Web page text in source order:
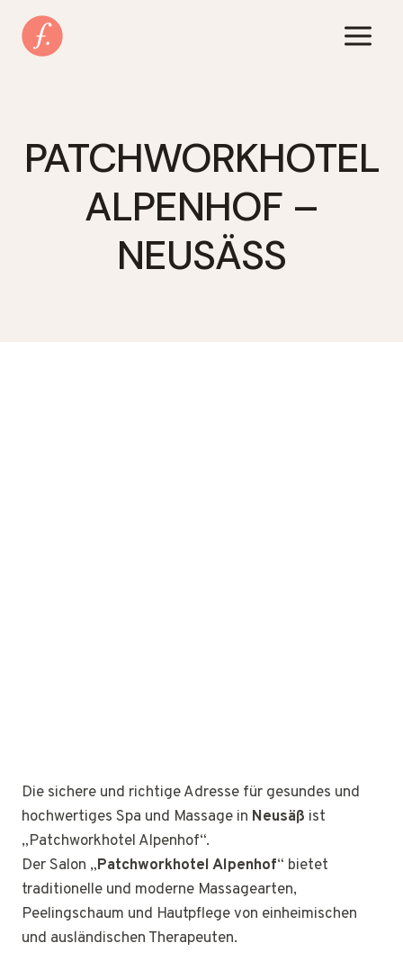
Inhalt
springen
PATCHWORKHOTEL
ALPENHOF –
NEUSÄSS
Die sichere und richtige Adresse für gesundes und
hochwertiges Spa und Massage in Neusäß ist
„Patchworkhotel Alpenhof“.
Der Salon „Patchworkhotel Alpenhof“ bietet
traditionelle und moderne Massagearten,
Peelingschaum und Hautpflege von einheimischen
und ausländischen Therapeuten.